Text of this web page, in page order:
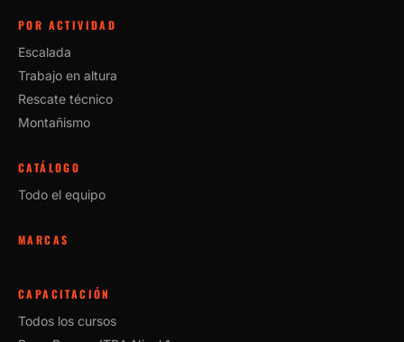
POR ACTIVIDAD
Escalada
Trabajo en altura
Rescate técnico
Montañismo
CATÁLOGO
Todo el equipo
MARCAS
CAPACITACIÓN
Todos los cursos